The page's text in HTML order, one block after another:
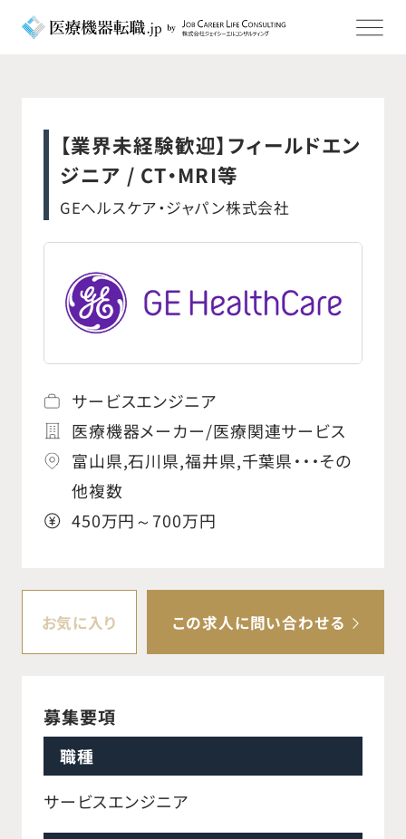
【業界未経験歓迎】フィールドエン
ジニア / CT・MRI等
GEへルスケア・ジャパン株式会社
サービスエンジニア
医療機器メーカー/医療関連サービス
富山県,石川県,福井県,千葉県・・・その
他複数
450万円～700万円
お気に入り この求人に問い合わせる
募集要項
職種
サービスエンジニア